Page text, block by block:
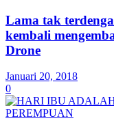
Lama tak
kembali
Drone
Januari 20, 2018
0